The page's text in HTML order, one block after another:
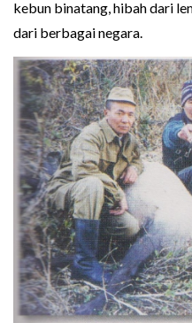
kebun binatang, hibah dari
dari berbagai negara.